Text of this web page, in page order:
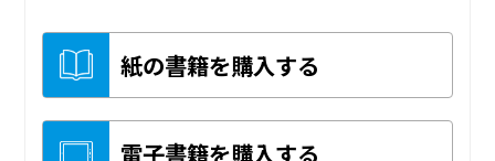
紙の書籍を購入する
電子書籍を購入する